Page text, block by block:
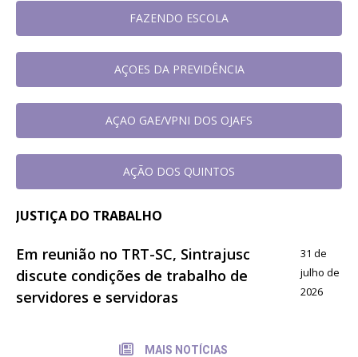
FAZENDO ESCOLA
AÇOES DA PREVIDÊNCIA
AÇAO GAE/VPNI DOS OJAFS
AÇÃO DOS QUINTOS
JUSTIÇA DO TRABALHO
Em reunião no TRT-SC, Sintrajusc
discute condições de trabalho de
servidores e servidoras
31 de
julho de
2026
MAIS NOTÍCIAS